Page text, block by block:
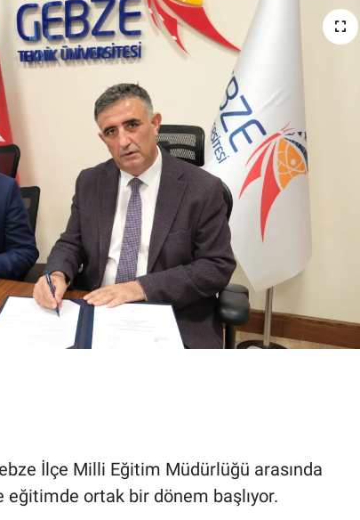
İlçe Milli Eğitim Müdürlüğü arasında
ortak bir dönem başlıyor.